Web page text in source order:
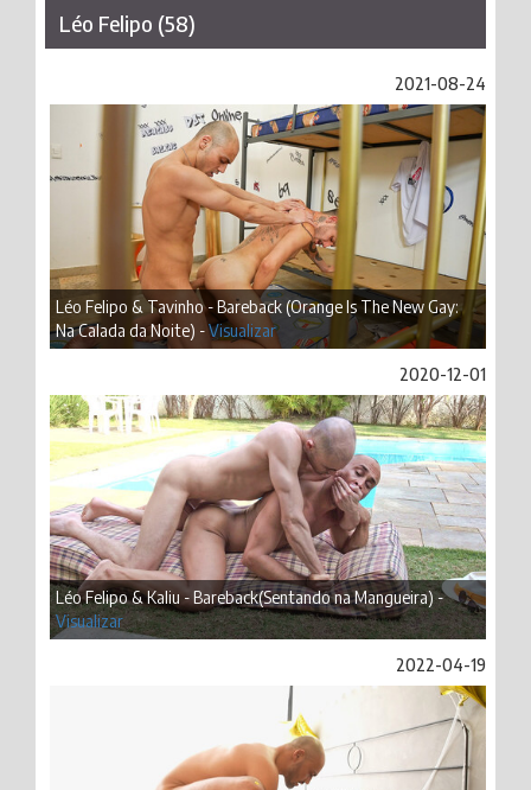
Léo Felipo (58)
2021-08-24
Léo Felipo & Tavinho - Bareback (Orange Is The New Gay:
Na Calada da Noite) -Visualizar
2020-12-01
Léo Felipo & Kaliu - Bareback(Sentando na Mangueira) -
Visualizar
2022-04-19